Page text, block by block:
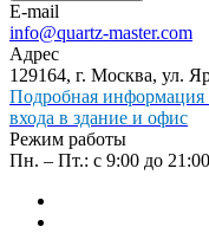
E-mail
info@quartz-master.com
Адрес
129164, г. Москва, ул.
Подробная информация
входа в здание и офис
Режим работы
Пн. – Пт.: с 9:00 до 21:00